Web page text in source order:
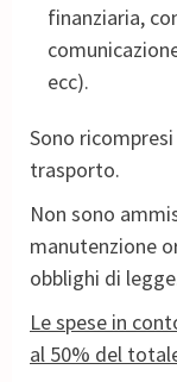
finanziaria,
ecc).
Sono
trasporto.
Non sono
manutenzione
obblighi di
Le spese in
al 50% del